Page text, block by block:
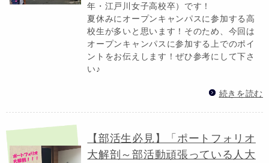
年・江戸川女子高校卒）です！
夏休みにオープンキャンパスに参加する高
校生が多いと思います！そのため、今回は
オープンキャンパスに参加する上でのポイ
ントをお伝えします！ぜひ参考にして下さ
い♪
続きを読む
【部活生必見】「ポートフォリオ
大解剖～部活動頑張っている人大